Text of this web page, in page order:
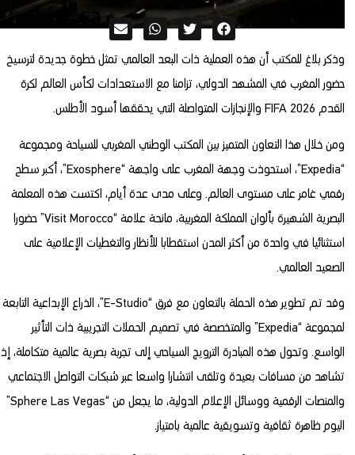
وذكر بلاغ للمكتب أن هذه العملية ذات البعد العالمي تمثل خطوة جديدة لترسيخ
حضور المغرب في المشهد الدولي، تزامنا مع الاستعدادات لكأس العالم لكرة
القدم FIFA 2026 والإنجازات المتواصلة التي يحققها أسود الأطلس.
ومن خلال هذا التعاون المتميز بين المكتب الوطني المغربي للسياحة ومجموعة
“Expedia”، استحوذت وجهة المغرب على واجهة “Exosphere”، أكبر سطح
رقمي غامر على مستوى العالم. وعلى مدى عدة أيام، اكتست هذه المعلمة
البصرية الشهيرة بألوان المملكة المغربية، مانحة علامة “Visit Morocco” حضورا
استثنائيا في واحدة من أكثر المدن استقطابا للأنظار والتغطيات الإعلامية على
الصعيد العالمي.
وقد تم تطوير هذه الحملة بالتعاون مع فرق “E-Studio”، الذراع الإبداعية التابعة
لمجموعة “Expedia” والمتخصصة في تصميم الحملات التجريبية ذات التأثير
الواسع. وتحول هذه المبادرة الترويج السياحي إلى تجربة بصرية عالمية متكاملة، إذ
تشاهد من مسافات بعيدة وتلقى انتشارا واسعا عبر شبكات التواصل الاجتماعي
والمنصات الرقمية ووسائل الإعلام الدولية، ما يجعل من “Sphere Las Vegas”
اليوم ظاهرة ثقافية وتسويقية عالمية بامتياز.